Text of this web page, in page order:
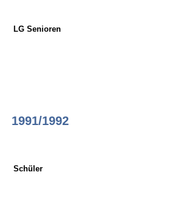
LG Senioren
1991/1992
Schüler